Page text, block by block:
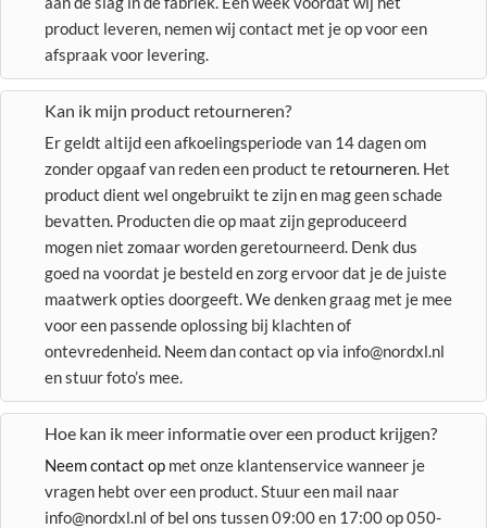
product leveren, nemen wij contact met je op voor een
afspraak voor levering.
Kan ik mijn product retourneren?
Er geldt altijd een afkoelingsperiode van 14 dagen om
zonder opgaaf van reden een product te retourneren. Het
product dient wel ongebruikt te zijn en mag geen schade
bevatten. Producten die op maat zijn geproduceerd
mogen niet zomaar worden geretourneerd. Denk dus
goed na voordat je besteld en zorg ervoor dat je de juiste
maatwerk opties doorgeeft. We denken graag met je mee
voor een passende oplossing bij klachten of
ontevredenheid. Neem dan contact op via info@nordxl.nl
en stuur foto’s mee.
Hoe kan ik meer informatie over een product krijgen?
Neem contact op met onze klantenservice wanneer je
vragen hebt over een product. Stuur een mail naar
info@nordxl.nl of bel ons tussen 09:00 en 17:00 op 050-